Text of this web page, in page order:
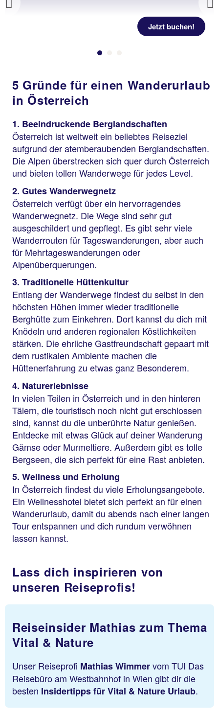
Previous
Jetzt buchen!
5 Gründe für einen Wanderurlaub
in Österreich
1. Beeindruckende Berglandschaften
Österreich ist weltweit ein beliebtes Reiseziel
aufgrund der atemberaubenden Berglandschaften.
Die Alpen überstrecken sich quer durch Österreich
und bieten tollen Wanderwege für jedes Level.
2. Gutes Wanderwegnetz
Österreich verfügt über ein hervorragendes
Wanderwegnetz. Die Wege sind sehr gut
ausgeschildert und gepflegt. Es gibt sehr viele
Wanderrouten für Tageswanderungen, aber auch
für Mehrtageswanderungen oder
Alpenüberquerungen.
3. Traditionelle Hüttenkultur
Entlang der Wanderwege findest du selbst in den
höchsten Höhen immer wieder traditionelle
Berghütte zum Einkehren. Dort kannst du dich mit
Knödeln und anderen regionalen Köstlichkeiten
stärken. Die ehrliche Gastfreundschaft gepaart mit
dem rustikalen Ambiente machen die
Hüttenerfahrung zu etwas ganz Besonderem.
4. Naturerlebnisse
In vielen Teilen in Österreich und in den hinteren
Tälern, die touristisch noch nicht gut erschlossen
sind, kannst du die unberührte Natur genießen.
Entdecke mit etwas Glück auf deiner Wanderung
Gämse oder Murmeltiere. Außerdem gibt es tolle
Bergseen, die sich perfekt für eine Rast anbieten.
5. Wellness und Erholung
In Österreich findest du viele Erholungsangebote.
Ein Wellnesshotel bietet sich perfekt an für einen
Wanderurlaub, damit du abends nach einer langen
Tour entspannen und dich rundum verwöhnen
lassen kannst.
Lass dich inspirieren von
unseren Reiseprofis!
Reiseinsider Mathias zum Thema
Vital & Nature
Unser Reiseprofi Mathias Wimmervom TUI Das
Reisebüro am Westbahnhof in Wien gibt dir die
besten Insidertipps für Vital & Nature Urlaub.